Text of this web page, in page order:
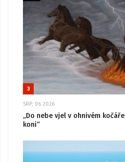
3
SRP, 06 2026
„Do nebe vjel v ohnivém
koni“